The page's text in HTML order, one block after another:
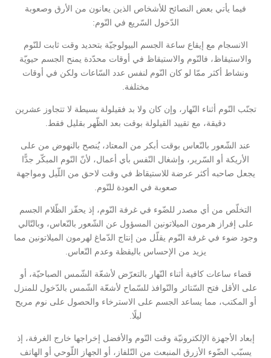
فيما يأتي بعض النصائح للأشخاص الذين يعانون من الأرق وصعوبة
الدّخول السّريع في النّوم:
الانسجام مع إيقاع ساعة الجسم البيولوجيّة بتحديد وقت ثابت للنّوم
والاستيقاظ، فالنّوم والاستيقاظ في أوقات محدّدة يمنح الجسم حيويّة
ونشاط أكثر ممّا لو كان النّوم لنفس عدد السّاعات ولكن في أوقات
مختلفة.
تجنّب النّوم أثناء النّهار، وإن كان ولا بد فقيلولة بسيطة لا تتجاوز عشرين
دقيقة، مع تقييد القيلولة بوقت بعد الظّهر بقليل فقط.
عند الشّعور بالنّعاس بوقت أبكر من المعتاد، يُنصح بالنهوض من على
الأريكة أو السّرير، وإشغال النّفس بأي أعمال، لأنّ النّوم المبكّر جدًّا
يجعل صاحبه أكثر عرضة للاستيقاظ في وقت لاحق من اللّيل ومواجهة
صعوبة في العودة للنّوم.
التخلّص من أي مصدر للضّوء في غرفة النّوم، إذ يحفّز الظّلام الجسم
على إفراز هرمون الميلاتونين المسؤول عن الشّعور بالنّعاس، وبالتّالي
وجود ضوء في غرفة النّوم يقلّل من إنتاج الدّماغ لهرمون الميلاتونين مما
يزيد من الإحساس باليقظة وعدم النّعاس.
قضاء ساعات كافية أثناء النّهار بالتعرّض لأشعّة الشّمس الصباحيّة، أو
على الأقل فتح السّتائر والنّوافذ للسّماح لأشعّة الشّمس بالدّخول للمنزل
أو المكتب، مما يساعد الجسم على الاسترخاء والحصول على نوم مريح
ليلًا.
إبعاد الأجهزة الإلكترونيّة وقت النّوم والأفضل إخراجها خارج الغرفة، إذ
يسبّب الضّوء الأزرق المنبعث من التّلفاز، أو الجهاز اللّوحي أو الهاتف